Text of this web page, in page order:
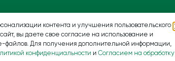
контента и улучшения пользовательского
вы даете свое согласие на использование и
Для получения дополнительной информации,
конфиденциальности и Согласием на обработку